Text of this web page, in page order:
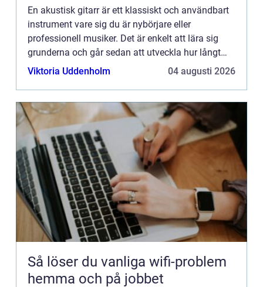
En akustisk gitarr är ett klassiskt och användbart
instrument vare sig du är nybörjare eller
professionell musiker. Det är enkelt att lära sig
grunderna och går sedan att utveckla hur långt
som helst. Fr&arin...
Viktoria Uddenholm 04 augusti 2026
Så löser du vanliga wifi-problem
hemma och på jobbet